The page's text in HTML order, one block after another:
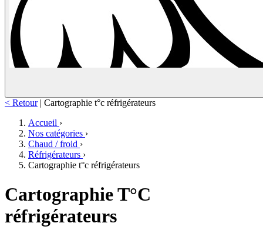
< Retour | Cartographie t°c réfrigérateurs
Accueil ›
Nos catégories ›
Chaud / froid ›
Réfrigérateurs ›
Cartographie t°c réfrigérateurs
Cartographie T°C
réfrigérateurs